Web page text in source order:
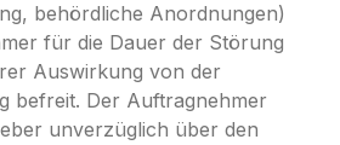
behördliche Anordnungen)
für die Dauer der Störung
Auswirkung von der
befreit. Der Auftragnehmer
unverzüglich über den